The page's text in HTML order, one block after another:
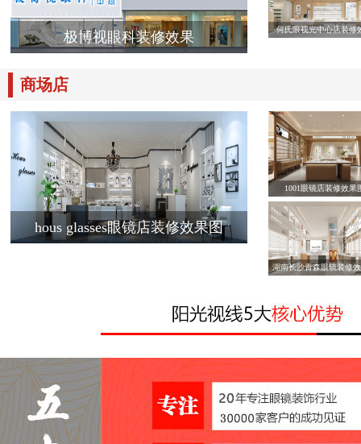
极博视眼科装修效果 何氏眼视光中心店装修
商场店
hous glasses眼镜店装修效果图
1001眼镜店装修效果
湖南长沙青森眼镜装修